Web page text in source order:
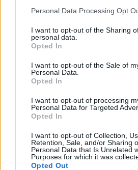
Personal Data Processing Opt
I want to opt-out of the Sharing
personal data.
Opted In
I want to opt-out of the Sale of
Personal Data.
Opted In
I want to opt-out of processing
Personal Data for Targeted
Opted In
I want to opt-out of Collection,
Retention, Sale, and/or Sharing
Personal Data that Is Unrelated
Purposes for which it was
Opted Out
ΒΑΣΊΛΗΣ ΚΥΡΙΑΚΌΠΟΥΛΟΣ ΣΥΝΑΥΛΙΕΣ -
Closer
Closer
Χώρος: Μουσική Σκηνή Στον Αέρα /
Ημερομηνία διεξαγωγής: 20/5/2000